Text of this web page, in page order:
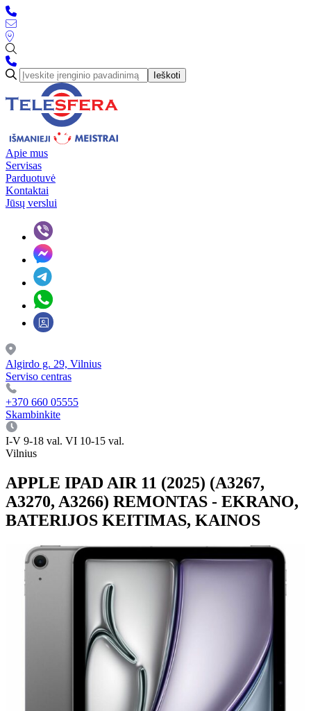
Ieškoti
Apie mus
Servisas
Parduotuvė
Kontaktai
Jūsų verslui
Algirdo g. 29, Vilnius
Serviso centras
+370 660 05555
Skambinkite
I-V 9-18 val. VI 10-15 val.
Vilnius
APPLE IPAD AIR 11 (2025) (A3267,
A3270, A3266) REMONTAS - EKRANO,
BATERIJOS KEITIMAS, KAINOS